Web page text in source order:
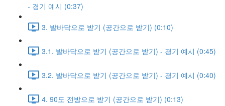
- 경기 예시 (0:37)
3. 발바닥으로 받기 (공간으로 받기) (0:10)
3.1. 발바닥으로 받기 (공간으로 받기) - 경기 예시 (0:45)
3.2. 발바닥으로 받기 (공간으로 받기) - 경기 예시 (0:40)
4. 90도 전방으로 받기 (공간으로 받기) (0:13)